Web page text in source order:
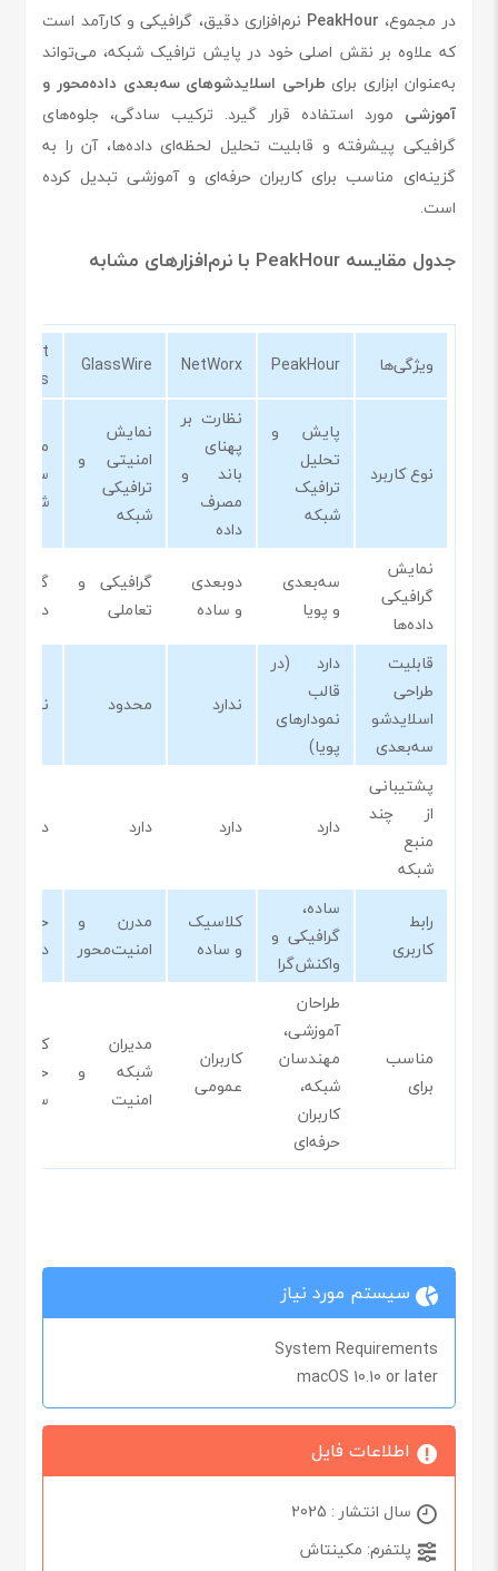
در مجموع، PeakHour نرم‌افزاری دقیق، گرافیکی و کارآمد است
که علاوه بر نقش اصلی خود در پایش ترافیک شبکه، می‌تواند
به‌عنوان ابزاری برای طراحی اسلایدشوهای سه‌بعدی داده‌محور و
آموزشی مورد استفاده قرار گیرد. ترکیب سادگی، جلوه‌های
گرافیکی پیشرفته و قابلیت تحلیل لحظه‌ای داده‌ها، آن را به
گزینه‌ای مناسب برای کاربران حرفه‌ای و آموزشی تبدیل کرده
است.
جدول مقایسه PeakHour با نرم‌افزارهای مشابه
ویژگی‌ها PeakHour
NetWorx
GlassWire
iStat
Menus
نوع کاربرد
پایش و
تحلیل
ترافیک
شبکه
نظارت بر
پهنای
باند و
مصرف
داده
نمایش
امنیتی و
ترافیکی
شبکه
شبکه
نمایش
گرافیکی
داده‌ها
سه‌بعدی
و پویا
دوبعدی
و ساده
گرافیکی و
تعاملی
دقیق
قابلیت
طراحی
اسلایدشو
سه‌بعدی
دارد (در
قالب
نمودارهای
پویا)
ندارد محدود ندارد
پشتیبانی
از چند
منبع
شبکه
دارد دارد دارد دارد
رابط
کاربری
ساده،
گرافیکی و
واکنش‌گرا
کلاسیک
و ساده
مدرن و
امنیت‌محور
دقیق
مناسب
برای
طراحان
آموزشی،
مهندسان
شبکه،
کاربران
حرفه‌ای
کاربران
عمومی
مدیران
شبکه و
امنیت
کاربران
حرفه‌ای
سیستم مورد نیاز
System Requirements
macOS 10.10 or later
اطلاعات فایل
سال انتشار : 2025
پلتفرم: مکینتاش